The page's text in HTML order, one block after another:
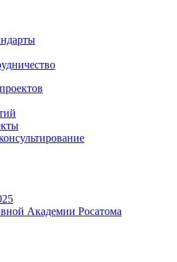
Академии Росатома